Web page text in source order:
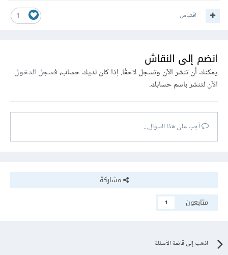
1 اقتباس
انضم إلى النقاش
يمكنك أن تنشر الآن وتسجل لاحقًا. إذا كان لديك حساب،فسجل الدخول
الآنلتنشر باسم حسابك.
أجب على هذا السؤال...
مشاركة
متابعون
1
اذهب إلى قائمة الأسئلة